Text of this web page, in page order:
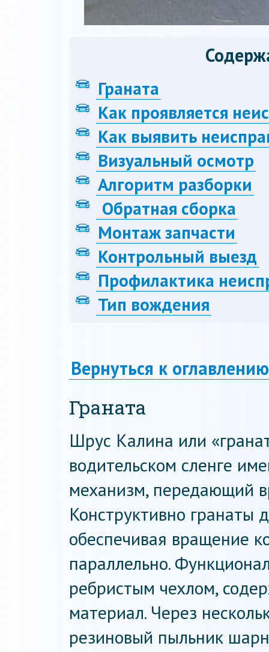
Граната
Как проявляется
Как выявить
Визуальный осмотр
Алгоритм разборки
Обратная сборка
Монтаж запчасти
Контрольный выезд
Профилактика
Тип вождения
Вернуться к оглавлению
Граната
Шрус Калина или
водительском сленге
механизм, передающий
Конструктивно гранаты
обеспечивая вращение
параллельно.
ребристым чехлом,
материал. Через
резиновый пыльник